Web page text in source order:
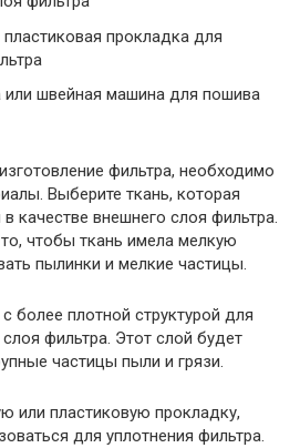
прокладка для
или швейная машина для пошива
фильтра, необходимо
Выберите ткань, которая
качестве внешнего слоя фильтра.
чтобы ткань имела мелкую
пылинки и мелкие частицы.
более плотной структурой для
фильтра. Этот слой будет
частицы пыли и грязи.
или пластиковую прокладку,
для уплотнения фильтра.